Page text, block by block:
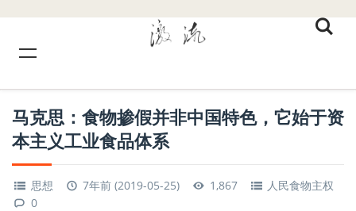
马克思：食物掺假并非中国特色，它始于资
本主义工业食品体系
思想 7年前 (2019-05-25) 1,867
人民食物主权
0